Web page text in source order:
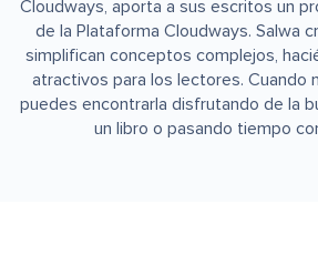
Cloudways, aporta a sus escritos un
de la Plataforma Cloudways. Salwa
simplifican conceptos complejos,
atractivos para los lectores. Cuando
puedes encontrarla disfrutando de la
un libro o pasando tiempo